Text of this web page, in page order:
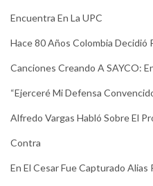
Encuentra En La UPC
Hace 80 Años Colombia
Canciones Creando A SAYCO:
“Ejerceré Mi Defensa
Alfredo Vargas Habló Sobre El
Contra
En El Cesar Fue Capturado